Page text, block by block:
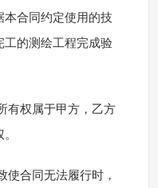
本合同约定使用的技
工的测绘工程完成验
有权属于甲方，乙方
使合同无法履行时，